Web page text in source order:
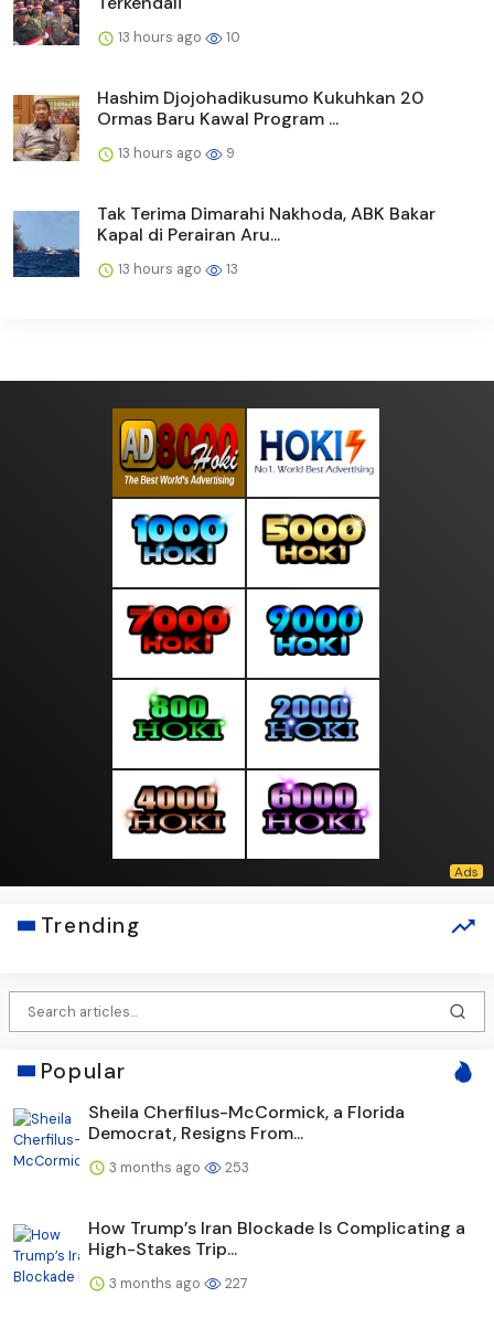
13 hours ago 10
Hashim Djojohadikusumo Kukuhkan 20
Ormas Baru Kawal Program ...
13 hours ago 9
Tak Terima Dimarahi Nakhoda, ABK Bakar
Kapal di Perairan Aru...
13 hours ago 13
Trending
Popular
Sheila Cherfilus-McCormick, a Florida
Democrat, Resigns From...
3 months ago 253
How Trump’s Iran Blockade Is Complicating a
High-Stakes Trip...
3 months ago 227